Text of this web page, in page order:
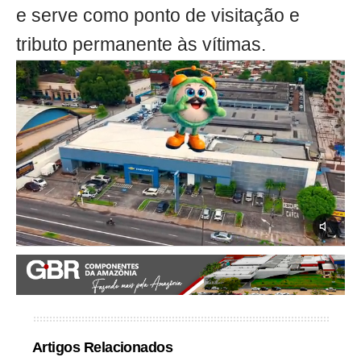
e serve como ponto de visitação e
tributo permanente às vítimas.
Artigos Relacionados